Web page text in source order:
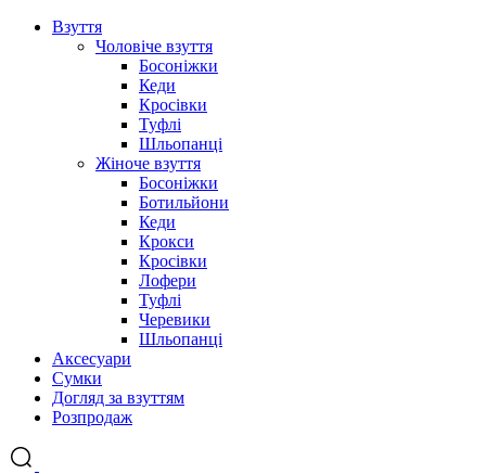
Взуття
Чоловіче взуття
Босоніжки
Кеди
Кросівки
Туфлі
Шльопанці
Жіноче взуття
Босоніжки
Ботильйони
Кеди
Крокси
Кросівки
Лофери
Туфлі
Черевики
Шльопанці
Аксесуари
Сумки
Догляд за взуттям
Розпродаж